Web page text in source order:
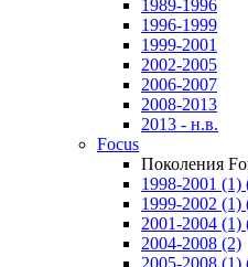
1989-1996
1996-1999
1999-2001
2002-2005
2006-2007
2008-2013
2013 - н.в.
Focus
Поколения
1998-2001 (1)
1999-2002
2001-2004 (1)
2004-2008 (2)
2005-2008